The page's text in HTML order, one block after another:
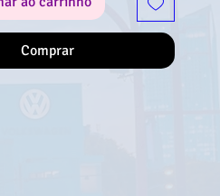
adicioná-lo à tua coleção!
Comprar